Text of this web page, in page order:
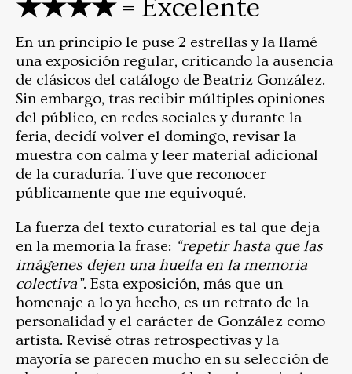
★★★★= Excelente
En un principio le puse 2 estrellas y la llamé
una exposición regular, criticando la ausencia
de clásicos del catálogo de Beatriz González.
Sin embargo, tras recibir múltiples opiniones
del público, en redes sociales y durante la
feria, decidí volver el domingo, revisar la
muestra con calma y leer material adicional
de la curaduría. Tuve que reconocer
públicamente que me equivoqué.
La fuerza del texto curatorial es tal que deja
en la memoria la frase: “repetir hasta que las
imágenes dejen una huella en la memoria
colectiva”. Esta exposición, más que un
homenaje a lo ya hecho, es un retrato de la
personalidad y el carácter de González como
artista. Revisé otras retrospectivas y la
mayoría se parecen mucho en su selección de